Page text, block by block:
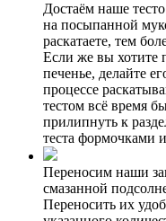
Достаём наше
на посыпанной
раскатаете, тем
Если же вы хотите
печенье, делайте
процессе
тестом всё время
прилипнуть к
теста формочками
Переносим наши
смазанной
Переносить их